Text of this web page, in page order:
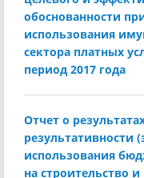
обоснованности
использования
сектора платных
период 2017 года
Отчет о
результативности
использования
на строительство